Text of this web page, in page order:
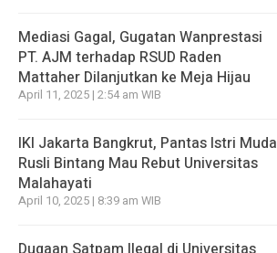
Mediasi Gagal, Gugatan Wanprestasi
PT. AJM terhadap RSUD Raden
Mattaher Dilanjutkan ke Meja Hijau
April 11, 2025 | 2:54 am WIB
IKI Jakarta Bangkrut, Pantas Istri Muda
Rusli Bintang Mau Rebut Universitas
Malahayati
April 10, 2025 | 8:39 am WIB